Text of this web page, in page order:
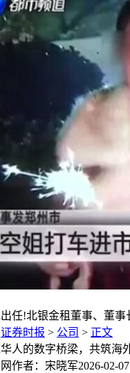
证券时报 > 公司 > 正文
人的数字桥梁，共筑海
作者：宋晓军2026-02-